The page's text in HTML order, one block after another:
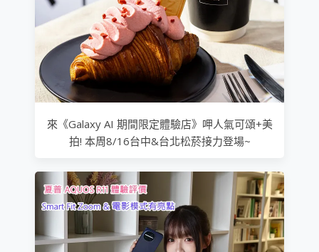
來《Galaxy AI 期間限定體驗店》呷人氣可頌+美
拍! 本周8/16台中&台北松菸接力登場~